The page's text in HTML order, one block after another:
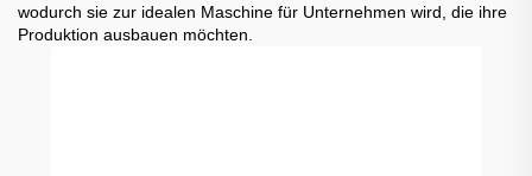
wodurch sie zur idealen Maschine für Unternehmen wird, die ihre
Produktion ausbauen möchten.